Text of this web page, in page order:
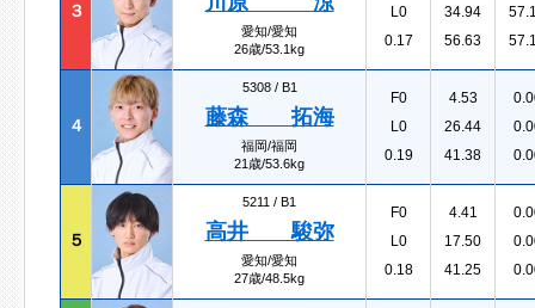
３
愛知/愛知
26歳/53.1kg
L0
0.17
34.94
56.63
４
5308 / B1
藤森 拓海
福岡/福岡
21歳/53.6kg
F0
L0
0.19
4.53
26.44
41.38
５
5211 / B1
高井 駿弥
愛知/愛知
27歳/48.5kg
F0
L0
0.18
4.41
17.50
41.25